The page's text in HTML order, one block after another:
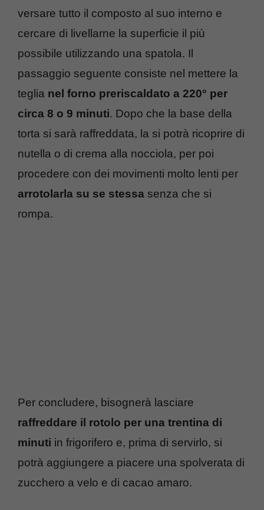
versare tutto il composto al suo interno e
cercare di livellarne la superficie il più
possibile utilizzando una spatola. Il
passaggio seguente consiste nel mettere la
teglia nel forno preriscaldato a 220° per
circa 8 o 9 minuti. Dopo che la base della
torta si sarà raffreddata, la si potrà ricoprire di
nutella o di crema alla nocciola, per poi
procedere con dei movimenti molto lenti per
arrotolarla su se stessa senza che si
rompa.
Per concludere, bisognerà lasciare
raffreddare il rotolo per una trentina di
minuti in frigorifero e, prima di servirlo, si
potrà aggiungere a piacere una spolverata di
zucchero a velo e di cacao amaro.